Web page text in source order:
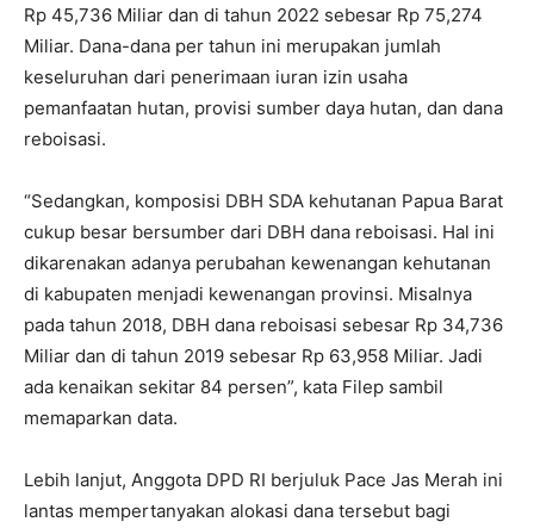
Rp 45,736 Miliar dan di tahun 2022 sebesar Rp 75,274
Miliar. Dana-dana per tahun ini merupakan jumlah
keseluruhan dari penerimaan iuran izin usaha
pemanfaatan hutan, provisi sumber daya hutan, dan dana
reboisasi.
“Sedangkan, komposisi DBH SDA kehutanan Papua Barat
cukup besar bersumber dari DBH dana reboisasi. Hal ini
dikarenakan adanya perubahan kewenangan kehutanan
di kabupaten menjadi kewenangan provinsi. Misalnya
pada tahun 2018, DBH dana reboisasi sebesar Rp 34,736
Miliar dan di tahun 2019 sebesar Rp 63,958 Miliar. Jadi
ada kenaikan sekitar 84 persen”, kata Filep sambil
memaparkan data.
Lebih lanjut, Anggota DPD RI berjuluk Pace Jas Merah ini
lantas mempertanyakan alokasi dana tersebut bagi